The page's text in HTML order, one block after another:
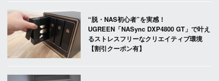
“脱・NAS初心者”を実感！
UGREEN「NASync DXP4800 GT」で叶え
るストレスフリーなクリエイティブ環境
【割引クーポン有】